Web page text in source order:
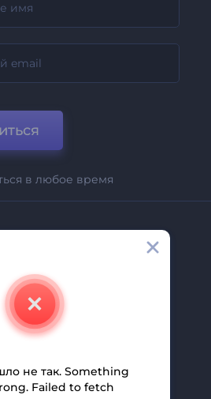
в любое время
С Нами
Поддержка
Программа
Конфиденциальности
не так. Something
Failed to fetch